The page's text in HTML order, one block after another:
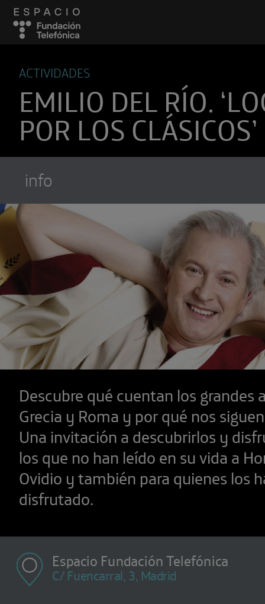
ACTIVIDADES
EMILIO DEL RÍO.
POR LOS CLÁSICOS’
info
Descubre qué cuentan los grandes
Grecia y Roma y por qué nos
Una invitación a descubrirlos y
los que no han leído en su vida a
Ovidio y también para quienes los
disfrutado.
Espacio Fundación Telefónica
C/ Fuencarral, 3, Madrid
Suscríbete aEncuentros Fundación
Utiliza cualquiera de tus clietes
recibir los nuevos episodios al